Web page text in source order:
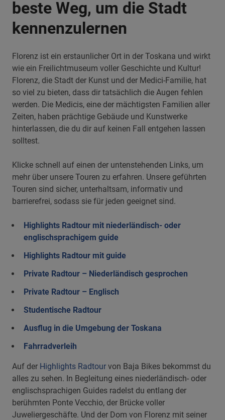
beste Weg, um die Stadt
kennenzulernen
Florenz ist ein erstaunlicher Ort in der Toskana und wirkt
wie ein Freilichtmuseum voller Geschichte und Kultur!
Florenz, die Stadt der Kunst und der Medici-Familie, hat
so viel zu bieten, dass dir tatsächlich die Augen fehlen
werden. Die Medicis, eine der mächtigsten Familien aller
Zeiten, haben prächtige Gebäude und Kunstwerke
hinterlassen, die du dir auf keinen Fall entgehen lassen
solltest.
Klicke schnell auf einen der untenstehenden Links, um
mehr über unsere Touren zu erfahren. Unsere geführten
Touren sind sicher, unterhaltsam, informativ und
barrierefrei, sodass sie für jeden geeignet sind.
Highlights Radtour mit niederländisch- oder
englischsprachigem guide
Highlights Radtour mit guide
Private Radtour – Niederländisch gesprochen
Private Radtour – Englisch
Studentische Radtour
Ausflug in die Umgebung der Toskana
Fahrradverleih
Auf der Highlights Radtour von Baja Bikes bekommst du
alles zu sehen. In Begleitung eines niederländisch- oder
englischsprachigen Guides radelst du entlang der
berühmten Ponte Vecchio, der Brücke voller
Juweliergeschäfte. Und der Dom von Florenz mit seiner